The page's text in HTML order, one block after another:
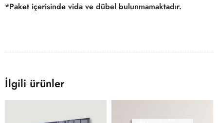
*Paket içerisinde vida ve dübel bulunmamaktadır.
İlgili ürünler